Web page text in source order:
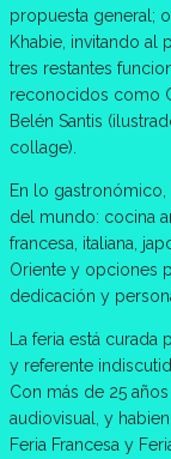
propuesta general;
Khabie, invitando al
tres restantes
reconocidos como
Belén Santis
collage).
En lo gastronómico,
del mundo: cocina
francesa, italiana,
Oriente y opciones
dedicación y
La feria está curada
y referente
Con más de 25
audiovisual, y
Feria Francesa y